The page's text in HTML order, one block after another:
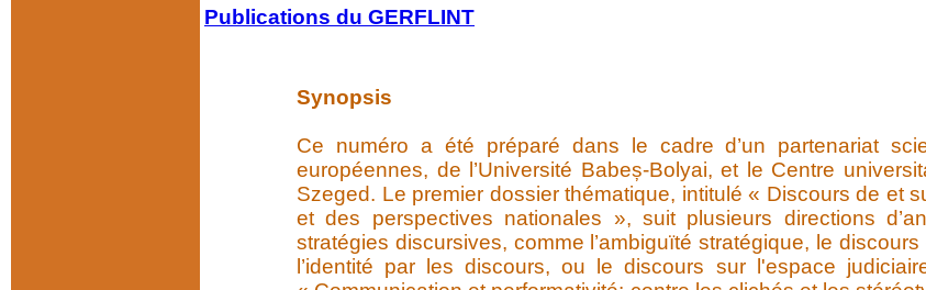
Publications du GERFLINT
Synopsis
Ce numéro a été préparé dans le cadre d’un partenariat
européennes, de l’Université Babeș-Bolyai, et le Centre
Szeged. Le premier dossier thématique, intitulé « Discours de et
et des perspectives nationales », suit plusieurs directions
stratégies discursives, comme l’ambiguïté stratégique, le
l’identité par les discours, ou le discours sur l'espace